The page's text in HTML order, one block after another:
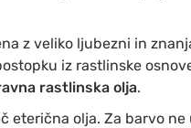
z veliko ljubezni in
iz rastlinske
rastlinska olja.
eterična olja. Za barvo